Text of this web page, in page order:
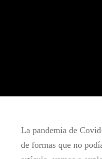
La pandemia de
de formas que no